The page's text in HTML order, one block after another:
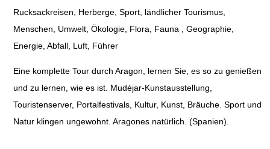
Rucksackreisen, Herberge, Sport, ländlicher Tourismus,
Menschen, Umwelt, Ökologie, Flora, Fauna , Geographie,
Energie, Abfall, Luft, Führer
Eine komplette Tour durch Aragon, lernen Sie, es so zu genießen
und zu lernen, wie es ist. Mudéjar-Kunstausstellung,
Touristenserver, Portalfestivals, Kultur, Kunst, Bräuche. Sport und
Natur klingen ungewohnt. Aragones natürlich. (Spanien).